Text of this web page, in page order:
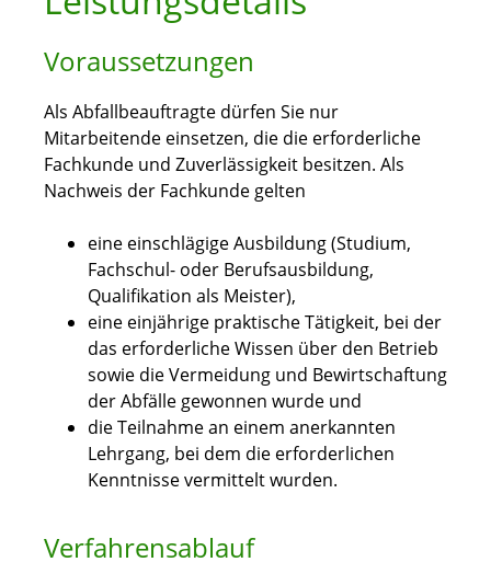
Voraussetzungen
Als Abfallbeauftragte dürfen Sie nur
Mitarbeitende einsetzen, die die erforderliche
Fachkunde und Zuverlässigkeit besitzen. Als
Nachweis der Fachkunde gelten
eine einschlägige Ausbildung (Studium,
Fachschul- oder Berufsausbildung,
Qualifikation als Meister),
eine einjährige praktische Tätigkeit, bei der
das erforderliche Wissen über den Betrieb
sowie die Vermeidung und Bewirtschaftung
der Abfälle gewonnen wurde und
die Teilnahme an einem anerkannten
Lehrgang, bei dem die erforderlichen
Kenntnisse vermittelt wurden.
Verfahrensablauf